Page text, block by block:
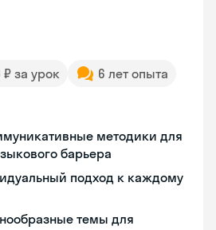
₽ за урок
6 лет опыта
методики для
барьера
подход к каждому
темы для